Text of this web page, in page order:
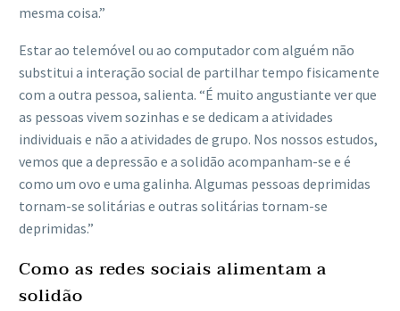
mesma coisa.”
Estar ao telemóvel ou ao computador com alguém não
substitui a interação social de partilhar tempo fisicamente
com a outra pessoa, salienta. “É muito angustiante ver que
as pessoas vivem sozinhas e se dedicam a atividades
individuais e não a atividades de grupo. Nos nossos estudos,
vemos que a depressão e a solidão acompanham-se e é
como um ovo e uma galinha. Algumas pessoas deprimidas
tornam-se solitárias e outras solitárias tornam-se
deprimidas.”
Como as redes sociais alimentam a
solidão